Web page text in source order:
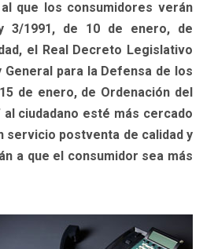
que los consumidores verán
3/1991, de 10 de enero, de
el Real Decreto Legislativo
para la Defensa de los
de enero, de Ordenación del
ciudadano esté más cercado
servicio postventa de calidad y
a que el consumidor sea más